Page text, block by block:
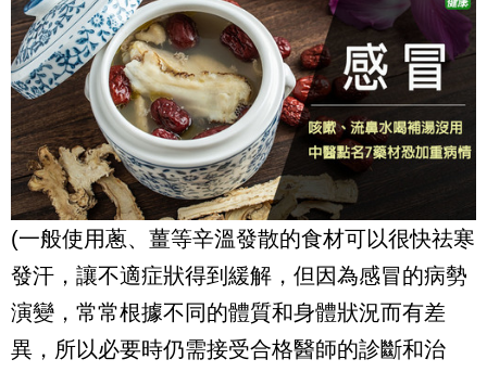
(一般使用蔥、薑等辛溫發散的食材可以很快祛寒
發汗，讓不適症狀得到緩解，但因為感冒的病勢
演變，常常根據不同的體質和身體狀況而有差
異，所以必要時仍需接受合格醫師的診斷和治